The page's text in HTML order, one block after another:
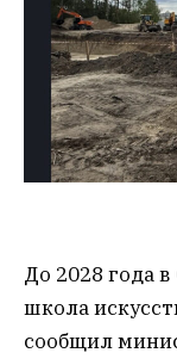
До 2028 года
школа
сообщил